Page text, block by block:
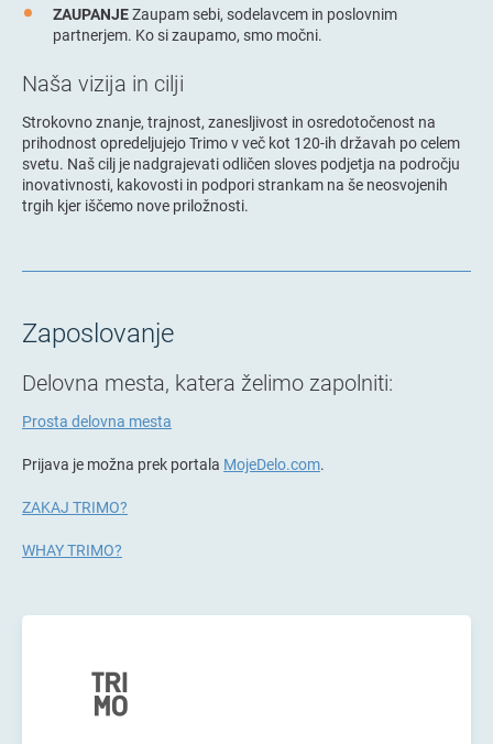
ZAUPANJEZaupam sebi, sodelavcem in poslovnim
partnerjem. Ko si zaupamo, smo močni.
Naša vizija in cilji
Strokovno znanje, trajnost, zanesljivost in osredotočenost na
prihodnost opredeljujejo Trimo v več kot 120-ih državah po celem
svetu. Naš cilj je nadgrajevati odličen sloves podjetja na področju
inovativnosti, kakovosti in podpori strankam na še neosvojenih
trgih kjer iščemo nove priložnosti.
Zaposlovanje
Delovna mesta, katera želimo zapolniti:
Prosta delovna mesta
Prijava je možna prek portala MojeDelo.com.
ZAKAJ TRIMO?
WHAY TRIMO?